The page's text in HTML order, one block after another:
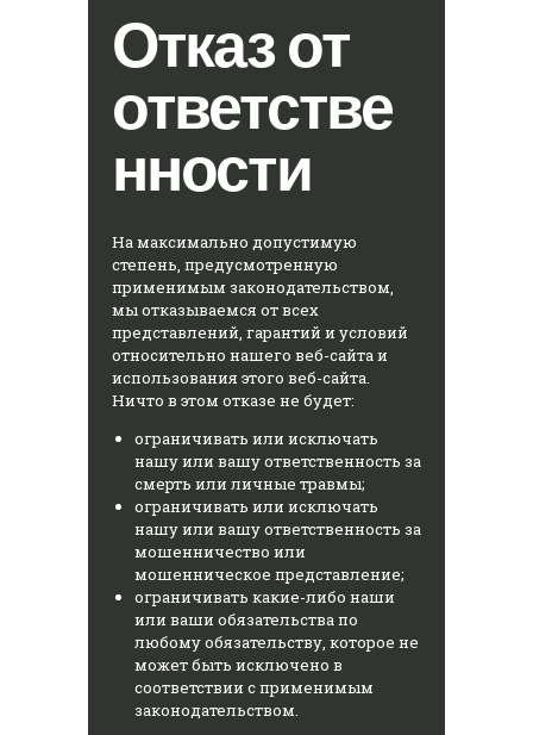
Отказ от
ответстве
нности
На максимально допустимую
степень, предусмотренную
применимым законодательством,
мы отказываемся от всех
представлений, гарантий и условий
относительно нашего веб-сайта и
использования этого веб-сайта.
Ничто в этом отказе не будет:
ограничивать или исключать
нашу или вашу ответственность за
смерть или личные травмы;
ограничивать или исключать
нашу или вашу ответственность за
мошенничество или
мошенническое представление;
ограничивать какие-либо наши
или ваши обязательства по
любому обязательству, которое не
может быть исключено в
соответствии с применимым
законодательством.